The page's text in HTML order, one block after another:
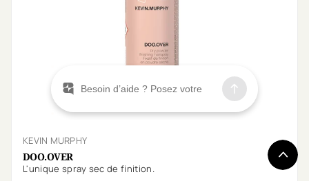
KEVIN MURPHY
DOO.OVER
L'unique spray sec de finition.